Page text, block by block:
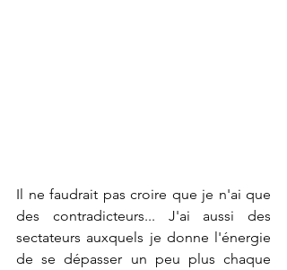
Il ne faudrait pas croire que je n'ai que
des contradicteurs... J'ai aussi des
sectateurs auxquels je donne l'énergie
de se dépasser un peu plus chaque